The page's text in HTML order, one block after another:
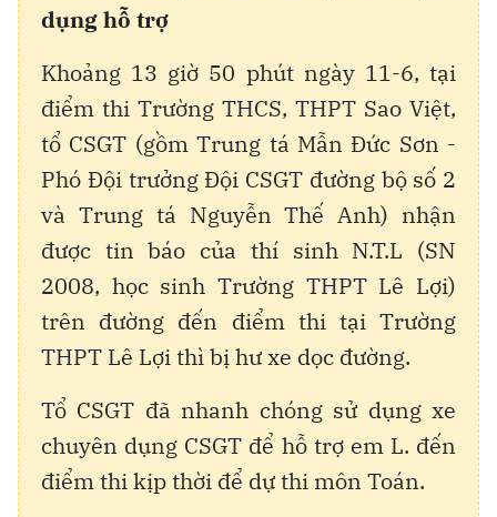
dụng hỗ trợ
Khoảng 13 giờ 50 phút ngày 11-6, tại
điểm thi Trường THCS, THPT Sao Việt,
tổ CSGT (gồm Trung tá Mẫn Đức Sơn -
Phó Đội trưởng Đội CSGT đường bộ số 2
và Trung tá Nguyễn Thế Anh) nhận
được tin báo của thí sinh N.T.L (SN
2008, học sinh Trường THPT Lê Lợi)
trên đường đến điểm thi tại Trường
THPT Lê Lợi thì bị hư xe dọc đường.
Tổ CSGT đã nhanh chóng sử dụng xe
chuyên dụng CSGT để hỗ trợ em L. đến
điểm thi kịp thời để dự thi môn Toán.